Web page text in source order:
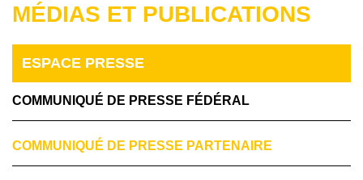
MÉDIAS ET PUBLICATIONS
ESPACE PRESSE
COMMUNIQUÉ DE PRESSE FÉDÉRAL
COMMUNIQUÉ DE PRESSE PARTENAIRE